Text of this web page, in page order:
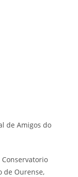
de Amigos do
de Ourense,